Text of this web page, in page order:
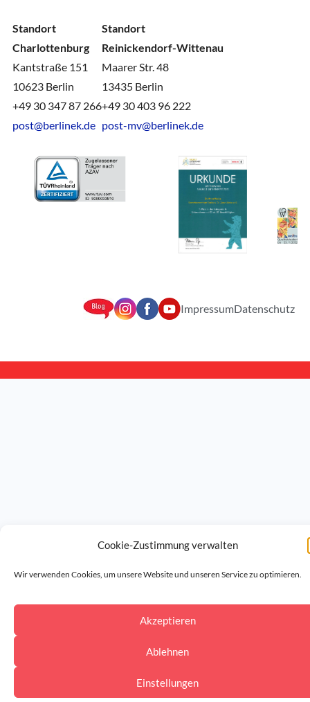
Cookie-Zustimmung verwalten
Wir verwenden Cookies, um unsere Website und unseren Service zu optimieren.
Akzeptieren
Ablehnen
Einstellungen
Standort
Charlottenburg
Kantstraße 151
10623 Berlin
+49 30 347 87 266
post@berlinek.de
Standort
Reinickendorf-Wittenau
Maarer Str. 48
13435 Berlin
+49 30 403 96 222
post-mv@berlinek.de
ImpressumDatenschutz